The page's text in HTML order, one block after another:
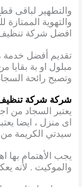
والتطهير لباقى
والتهوية
افضل شركة
تقديم أفضل خدمة
مبلول او بة بقايا
وتصبح رائحة
شركة شركة
يعتبر السجاد من
اى منزل ، ايضا
سيدتي الكريمة من
يجب الأهتمام
والموكيت . لأنه